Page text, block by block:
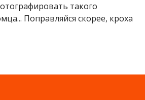
такого
Поправляйся скорее, кроха